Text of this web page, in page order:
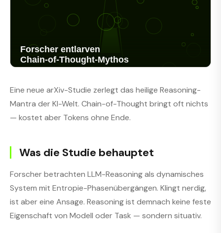
Eine neue arXiv-Studie zerlegt das heilige Reasoning-
Mantra der KI-Welt. Chain-of-Thought bringt oft nichts
— kostet aber Tokens ohne Ende.
Was die Studie behauptet
Forscher betrachten LLM-Reasoning als dynamisches
System mit Entropie-Phasenübergängen. Klingt nerdig,
ist aber eine Ansage. Reasoning ist demnach keine feste
Eigenschaft von Modell oder Task — sondern situativ.